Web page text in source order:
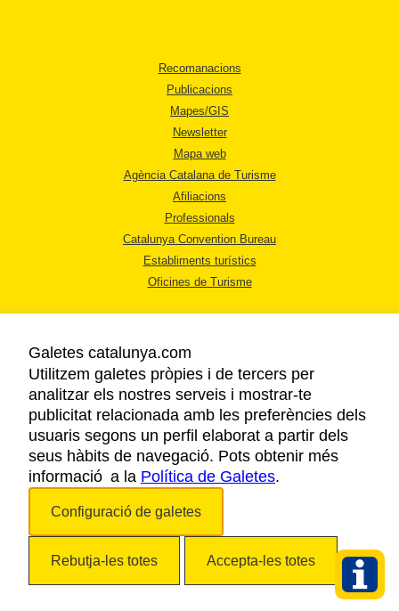
Recomanacions
Publicacions
Mapes/GIS
Newsletter
Mapa web
Agència Catalana de Turisme
Afiliacions
Professionals
Catalunya Convention Bureau
Establiments turístics
Oficines de Turisme
AVÍS LEGAL
POLÍTICA DE PRIVACITAT
COOKIES
ACCESSIBILITAT
Galetes catalunya.com
Utilitzem galetes pròpies i de tercers per
analitzar els nostres serveis i mostrar-te
publicitat relacionada amb les preferències dels
usuaris segons un perfil elaborat a partir dels
seus hàbits de navegació. Pots obtenir més
informació a la Política de Galetes.
Configuració de galetes
Rebutja-les totes Accepta-les totes